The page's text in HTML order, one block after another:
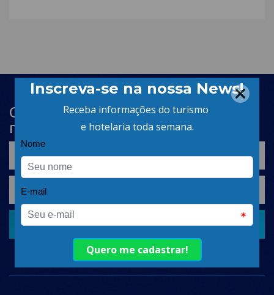
Cadastre-se na newsletter e receba
nosso conteúdo em seu e-mail
CADASTRAR